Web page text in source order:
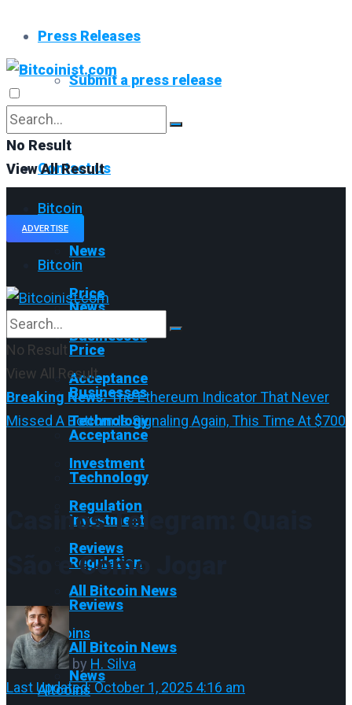
Press Releases
Submit a press release
Contact us
ADVERTISE
No Result
View All Result
Bitcoin
News
Price
Businesses
Acceptance
Technology
Investment
Regulation
Reviews
All Bitcoin News
Altcoins
News
Bitcoin
News
Price
Businesses
Acceptance
Technology
Investment
Regulation
Reviews
All Bitcoin News
Altcoins
No Result
View All Result
Breaking News:The Ethereum Indicator That Never
Missed A Bottom Is Signaling Again, This Time At $700
Casinos Telegram: Quais
São e Como Jogar
by H. Silva
Last Updated: October 1, 2025 4:16 am